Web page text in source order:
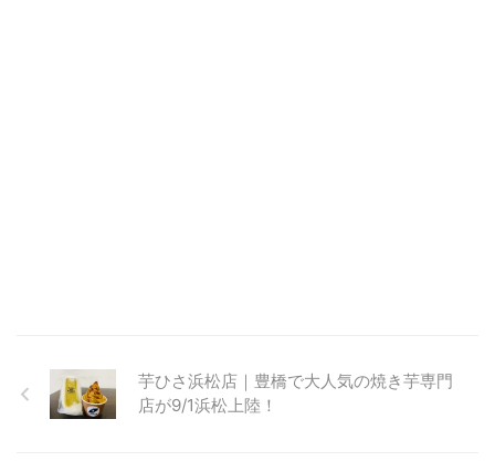
芋ひさ浜松店｜豊橋で大人気の焼き芋専門
店が9/1浜松上陸！